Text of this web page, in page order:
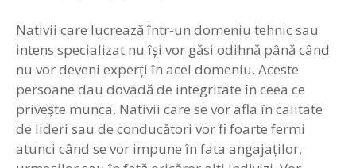
Nativii care lucrează într-un domeniu tehnic sau
intens specializat nu îşi vor găsi odihnă până când
nu vor deveni experţi în acel domeniu. Aceste
persoane dau dovadă de integritate în ceea ce
priveşte munca. Nativii care se vor afla în calitate
de lideri sau de conducători vor fi foarte fermi
atunci când se vor impune în fata angajaţilor,